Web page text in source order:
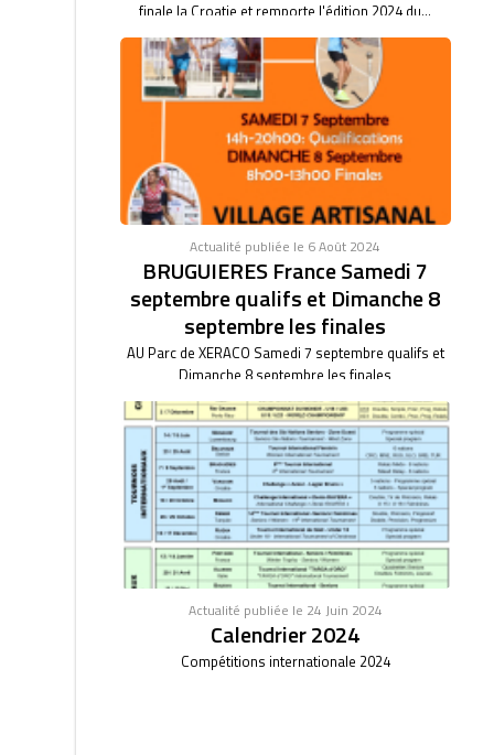
finale la Croatie et remporte l'édition 2024 du...
Actualité publiée le 6 Août 2024
BRUGUIERES France Samedi 7
septembre qualifs et Dimanche 8
septembre les finales
AU Parc de XERACO Samedi 7 septembre qualifs et
Dimanche 8 septembre les finales
Actualité publiée le 24 Juin 2024
Calendrier 2024
Compétitions internationale 2024